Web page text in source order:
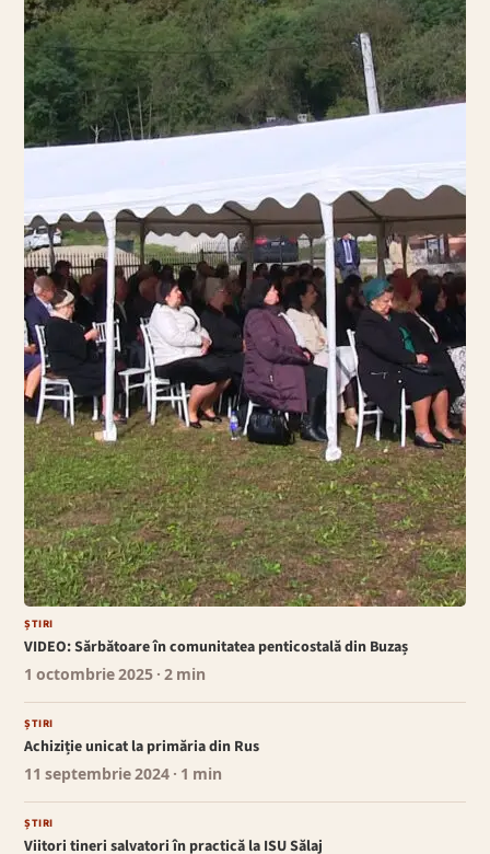
ȘTIRI
VIDEO: Sărbătoare în comunitatea penticostală din Buzaș
1 octombrie 2025 · 2 min
ȘTIRI
Achiziție unicat la primăria din Rus
11 septembrie 2024 · 1 min
ȘTIRI
Viitori tineri salvatori în practică la ISU Sălaj